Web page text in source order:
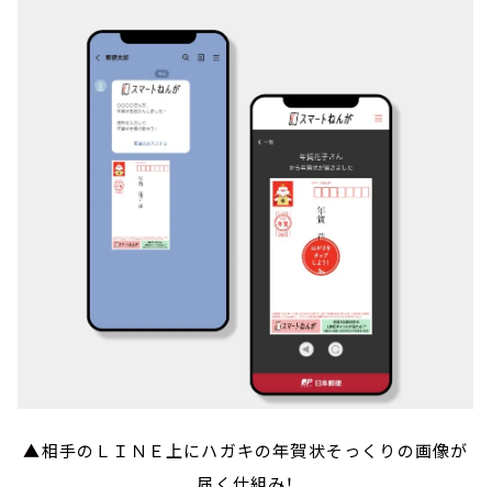
▲相手のＬＩＮＥ上にハガキの年賀状そっくりの画像が